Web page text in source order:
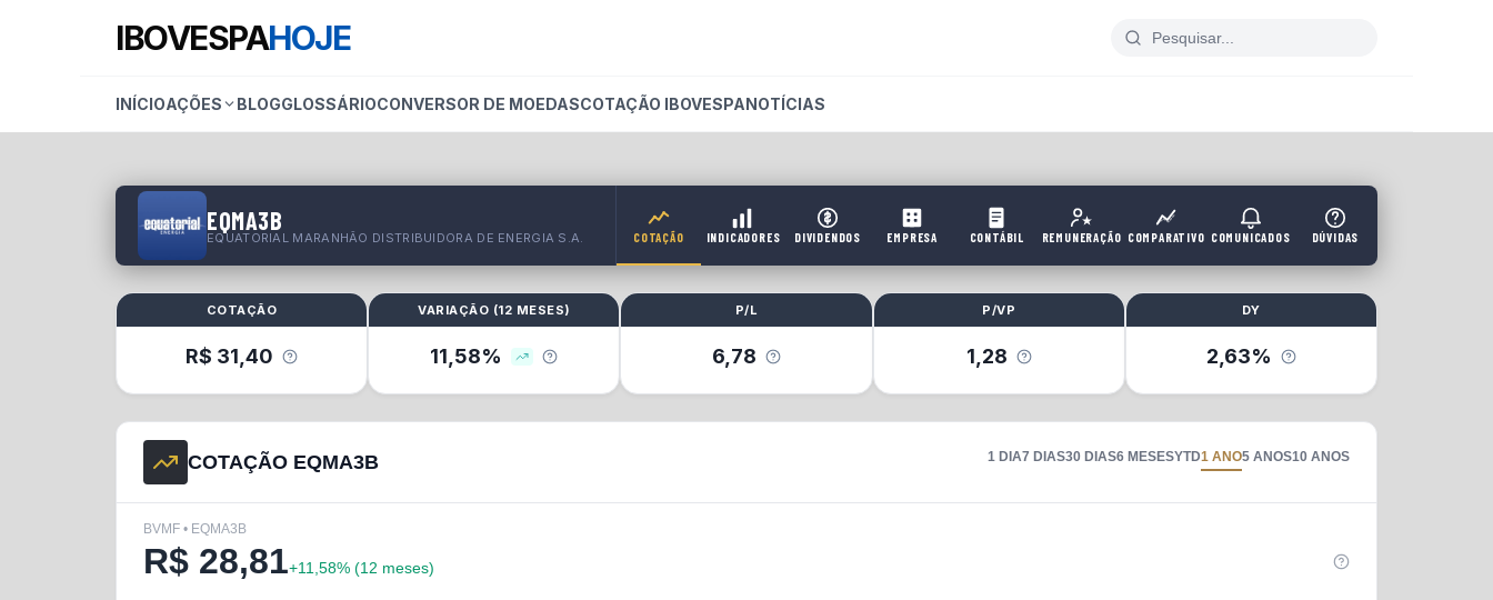
IBOVESPAHOJE
INÍCIOAÇÕES BLOGGLOSSÁRIOCONVERSOR DE MOEDASCOTAÇÃO IBOVESPANOTÍCIAS
EQMA3B
EQUATORIAL MARANHÃO DISTRIBUIDORA DE ENERGIA S.A. COTAÇÃO INDICADORES DIVIDENDOS EMPRESA CONTÁBIL REMUNERAÇÃO COMPARATIVO COMUNICADOS DÚVIDAS
COTAÇÃO
R$ 31,40
VARIAÇÃO (12 MESES)
11,58%
P/L
6,78
P/VP
1,28
DY
2,63%
COTAÇÃO EQMA3B 1 DIA7 DIAS30 DIAS6 MESESYTD1 ANO5 ANOS10 ANOS
BVMF • EQMA3B
R$ 28,81+11,58% (12 meses)